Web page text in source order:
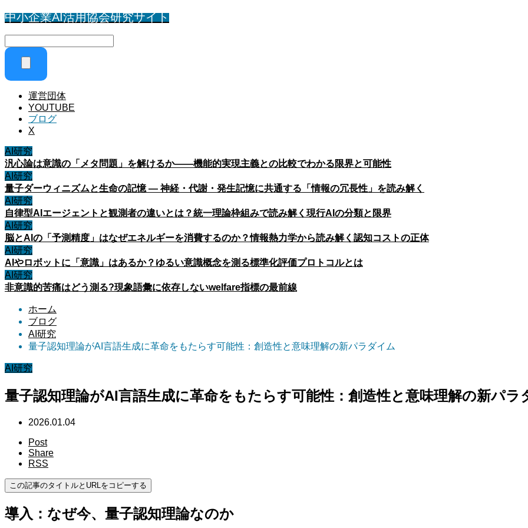
中小企業AI活用協会研究サイト
運営団体
YOUTUBE
ブログ
X
AI研究
汎心論は意識の「メタ問題」を解けるか——機能的実現主義との比較でわかる限界と可能性
AI研究
量子ダーウィニズムと生命の記憶 ― 神経・代謝・発生記憶に共通する「情報の冗長性」を読み解く
AI研究
自律型AIエージェントと観測者の違いとは？統一理論枠組みで読み解く現行AIの分類と限界
AI研究
脳とAIの「予測精度」はなぜエネルギーを消費するのか？情報熱力学から読み解く認知コストの正体
AI研究
AIやロボットに「意識」はあるか？ゆるい意識概念を測る標準化評価プロトコルとは
AI研究
非意識的苦痛はどう測る?現象語彙に依存しないwelfare指標の最前線
ホーム
ブログ
AI研究
量子認知理論がAI言語生成に革命をもたらす可能性：創造性と意味理解の新パラダイム
AI研究
量子認知理論がAI言語生成に革命をもたらす可能性：創造性と意味理解の新パラ
2026.01.04
Post
Share
RSS
この記事のタイトルとURLをコピーする
導入：なぜ今、量子認知理論なのか